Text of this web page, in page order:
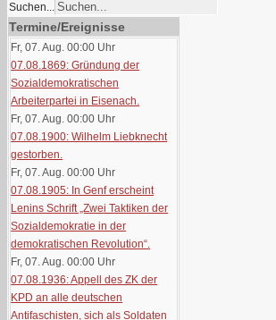
Suchen...
Termine/Ereignisse
Fr, 07. Aug. 00:00 Uhr
07.08.1869: Gründung der
Sozialdemokratischen
Arbeiterpartei in Eisenach.
Fr, 07. Aug. 00:00 Uhr
07.08.1900: Wilhelm Liebknecht
gestorben.
Fr, 07. Aug. 00:00 Uhr
07.08.1905: In Genf erscheint
Lenins Schrift „Zwei Taktiken der
Sozialdemokratie in der
demokratischen Revolution“.
Fr, 07. Aug. 00:00 Uhr
07.08.1936: Appell des ZK der
KPD an alle deutschen
Antifaschisten, sich als Soldaten